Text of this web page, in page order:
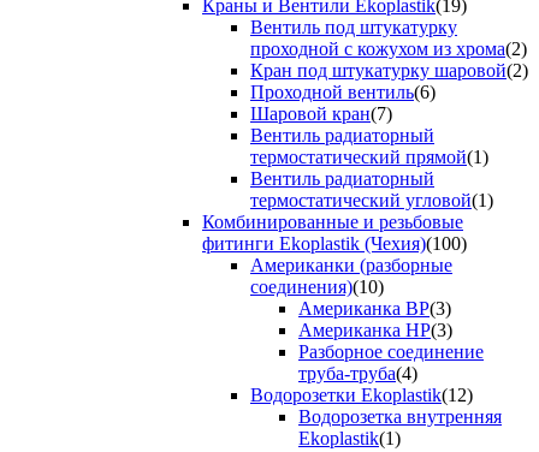
Краны и Вентили Ekoplastik(19)
Вентиль под штукатурку
проходной с кожухом из хрома(2)
Кран под штукатурку шаровой(2)
Проходной вентиль(6)
Шаровой кран(7)
Вентиль радиаторный
термостатический прямой(1)
Вентиль радиаторный
термостатический угловой(1)
Комбинированные и резьбовые
фитинги Ekoplastik (Чехия)(100)
Американки (разборные
соединения)(10)
Американка ВР(3)
Американка НР(3)
Разборное соединение
труба-труба(4)
Водорозетки Ekoplastik(12)
Водорозетка внутренняя
Ekoplastik(1)